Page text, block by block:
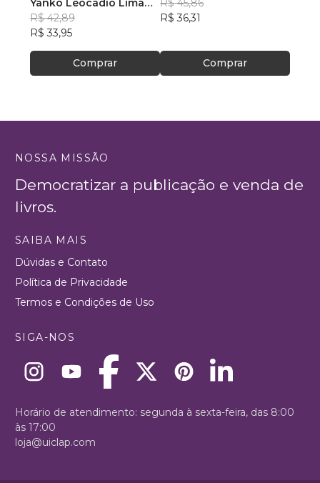
Yanko Leocadio Lima
Costa
R$ 42,89
R$ 33,95
Comprar
R$ 45,86
R$ 36,31
Comprar
NOSSA MISSÃO
Democratizar a publicação e venda de
livros.
SAIBA MAIS
Dúvidas e Contato
Política de Privacidade
Termos e Condições de Uso
SIGA-NOS
Horário de atendimento: segunda à sexta-feira, das 8:00
às 17:00
loja@uiclap.com